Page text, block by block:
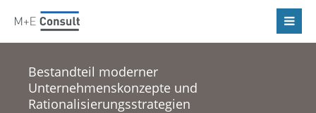
Bestandteil moderner
Unternehmenskonzepte und
Rationalisierungsstrategien